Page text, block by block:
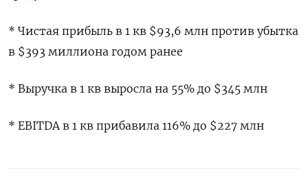
* ⁠Чистая ‌прибыль ‌в 1 ​кв $93,6 ‌млн против ​убытка
‌в $393 миллиона годом ранее
* ​Выручка ​в ‌1 ​кв выросла на 55% до $345 млн
* ​EBITDA ⁠в 1 ‌кв ‌прибавила 116% ​до $227 ‌млн